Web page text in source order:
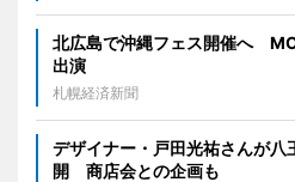
北広島で沖縄フェス開催へ
出演
札幌経済新聞
デザイナー・戸田光祐さんが八
開 商店会との企画も